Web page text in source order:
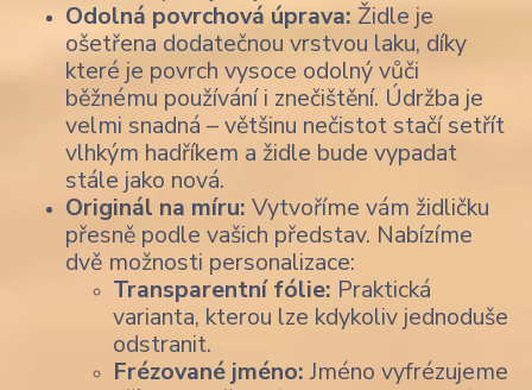
Odolná povrchová úprava: Židle je
ošetřena dodatečnou vrstvou laku, díky
které je povrch vysoce odolný vůči
běžnému používání i znečištění. Údržba je
velmi snadná – většinu nečistot stačí setřít
vlhkým hadříkem a židle bude vypadat
stále jako nová.
Originál na míru: Vytvoříme vám židličku
přesně podle vašich představ. Nabízíme
dvě možnosti personalizace:
Transparentní fólie: Praktická
varianta, kterou lze kdykoliv jednoduše
odstranit.
Frézované jméno:Jméno vyfrézujeme